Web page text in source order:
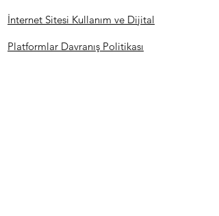
İnternet Sitesi Kullanım ve Dijital
Platformlar Davranış Politikası